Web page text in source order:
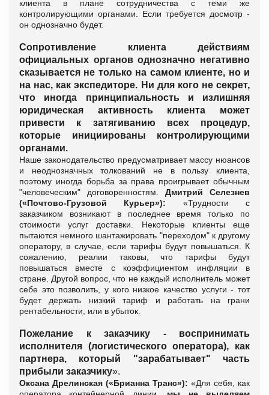
клиента в плане сотрудничества с теми же
контролирующими органами. Если требуется досмотр -
он однозначно будет.
Сопротивление клиента действиям
официальных органов однозначно негативно
сказывается не только на самом клиенте, но и
на нас, как экспедиторе. Ни для кого не секрет,
что иногда принципиальность и излишняя
юридическая активность клиента может
привести к затягиванию всех процедур,
которые инициированы контролирующими
органами.
Наше законодательство предусматривает массу нюансов
и неоднозначных толкований не в пользу клиента,
поэтому иногда борьба за права проигрывает обычным
"человеческим" договоренностям.
Дмитрий Селезнев
(«Почтово-Грузовой Курьер»): «Трудности с
заказчиком возникают в последнее время только по
стоимости услуг доставки. Некоторые клиенты еще
пытаются немного шантажировать "переходом" к другому
оператору, в случае, если тарифы будут повышаться. К
сожалению, реалии таковы, что тарифы будут
повышаться вместе с коэффициентом инфляции в
стране. Другой вопрос, что не каждый исполнитель может
себе это позволить, у кого низкое качество услуги - тот
будет держать низкий тариф и работать на грани
рентабельности, или в убыток.
Пожелание к заказчику - воспринимать
исполнителя (логистического оператора), как
партнера, который "зарабатывает" часть
прибыли заказчику».
Оксана Дрелинская («Брианна Транс»): «Для себя, как